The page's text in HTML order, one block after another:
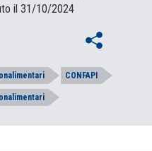
il 31/10/2024
CONFAPI